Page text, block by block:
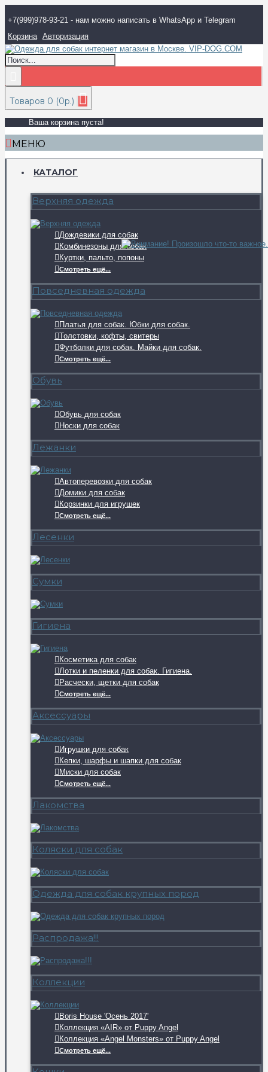
+7(999)978-93-21 - нам можно написать в WhatsApp и Telegram
Корзина Авторизация
Товаров 0 (0р.)
Ваша корзина пуста!
МЕНЮ
КАТАЛОГ
Верхняя одежда
Дождевики для собак
Комбинезоны для собак
Куртки, пальто, попоны
Смотреть ещё...
Повседневная одежда
Платья для собак. Юбки для собак.
Толстовки, кофты, свитеры
Футболки для собак. Майки для собак.
Смотреть ещё...
Обувь
Обувь для собак
Носки для собак
Лежанки
Автоперевозки для собак
Домики для собак
Корзинки для игрушек
Смотреть ещё...
Лесенки
Сумки
Гигиена
Косметика для собак
Лотки и пеленки для собак. Гигиена.
Расчески, щетки для собак
Смотреть ещё...
Аксессуары
Игрушки для собак
Кепки, шарфы и шапки для собак
Миски для собак
Смотреть ещё...
Лакомства
Коляски для собак
Одежда для собак крупных пород
Распродажа!!!
Коллекции
Boris House 'Осень 2017'
Коллекция «AIR» от Puppy Angel
Коллекция «Angel Monsters» от Puppy Angel
Смотреть ещё...